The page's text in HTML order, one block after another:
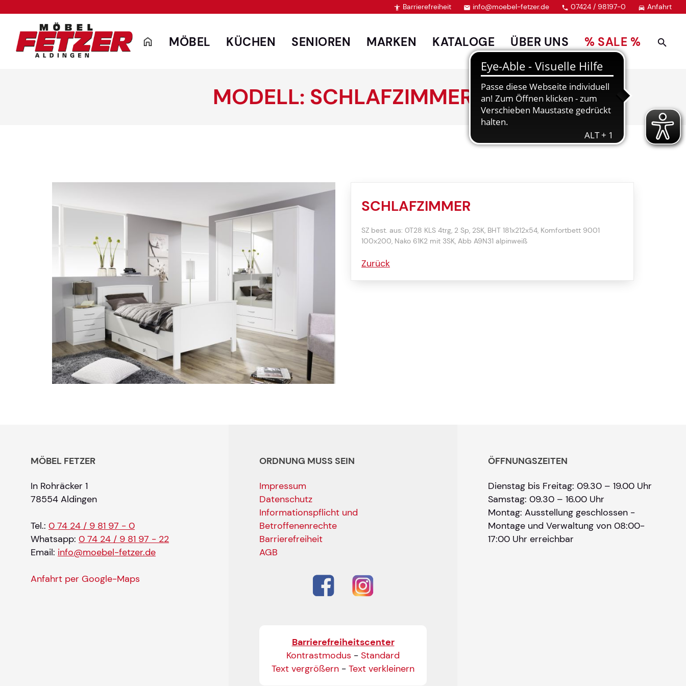
 Barrierefreiheit  info@moebel-fetzer.de  07424 / 98197-0  Anfahrt
MÖBEL KÜCHEN SENIOREN MARKEN KATALOGE ÜBER UNS % SALE %
MODELL: SCHLAFZIMMER
SCHLAFZIMMER
SZ best. aus: 0T28 KLS 4trg, 2 Sp, 2SK, BHT 181x212x54, Komfortbett 9001
100x200, Nako 61K2 mit 3SK, Abb A9N31 alpinweiß
Zurück
MÖBEL FETZER
In Rohräcker 1
78554 Aldingen
Tel.: 0 74 24 / 9 81 97 - 0
Whatsapp: 0 74 24 / 9 81 97 - 22
Email: info@moebel-fetzer.de
Anfahrt per Google-Maps
ORDNUNG MUSS SEIN
Impressum
Datenschutz
Informationspflicht und
Betroffenenrechte
Barrierefreiheit
AGB
Barrierefreiheitscenter
Kontrastmodus - Standard
Text vergrößern - Text verkleinern
ÖFFNUNGSZEITEN
Dienstag bis Freitag: 09.30 – 19.00 Uhr
Samstag: 09.30 – 16.00 Uhr
Montag: Ausstellung geschlossen -
Montage und Verwaltung von 08:00-
17:00 Uhr erreichbar